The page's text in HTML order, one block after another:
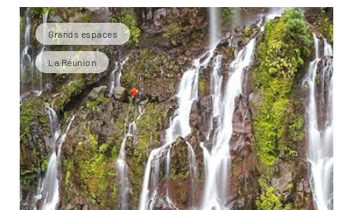
Grands espaces
La Réunion